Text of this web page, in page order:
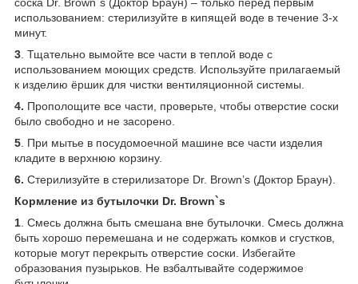
соска Dr. Brown`s (Доктор Браун) – только перед первым
использованием: стерилизуйте в кипящей воде в течение 3-х
минут.
3. Тщательно вымойте все части в теплой воде с
использованием моющих средств. Используйте прилагаемый
к изделию ёршик для чистки вентиляционной системы.
4. Прополощите все части, проверьте, чтобы отверстие соски
было свободно и не засорено.
5. При мытье в посудомоечной машине все части изделия
кладите в верхнюю корзину.
6. Стерилизуйте в стерилизаторе Dr. Brown’s (Доктор Браун).
Кормление из бутылочки Dr. Brown`s
1. Смесь должна быть смешана вне бутылочки. Смесь должна
быть хорошо перемешана и не содержать комков и сгустков,
которые могут перекрыть отверстие соски. Избегайте
образования пузырьков. Не взбалтывайте содержимое